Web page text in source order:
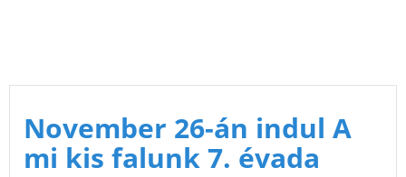
November 26-án indul A
mi kis falunk 7. évada